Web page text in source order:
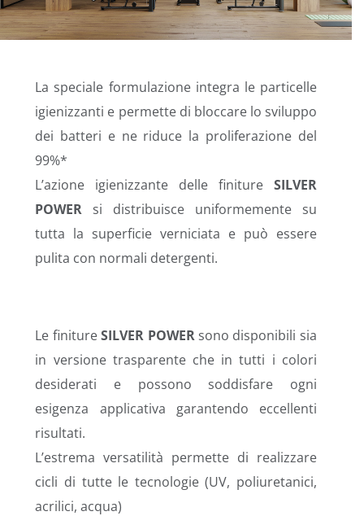
La speciale formulazione integra le particelle
igienizzanti e permette di bloccare lo sviluppo
dei batteri e ne riduce la proliferazione del
99%*
L’azione igienizzante delle finiture SILVER
POWER si distribuisce uniformemente su
tutta la superficie verniciata e può essere
pulita con normali detergenti.
Le finitureSILVER POWERsono disponibili sia
in versione trasparente che in tutti i colori
desiderati e possono soddisfare ogni
esigenza applicativa garantendo eccellenti
risultati.
L’estrema versatilità permette di realizzare
cicli di tutte le tecnologie (UV, poliuretanici,
acrilici, acqua)